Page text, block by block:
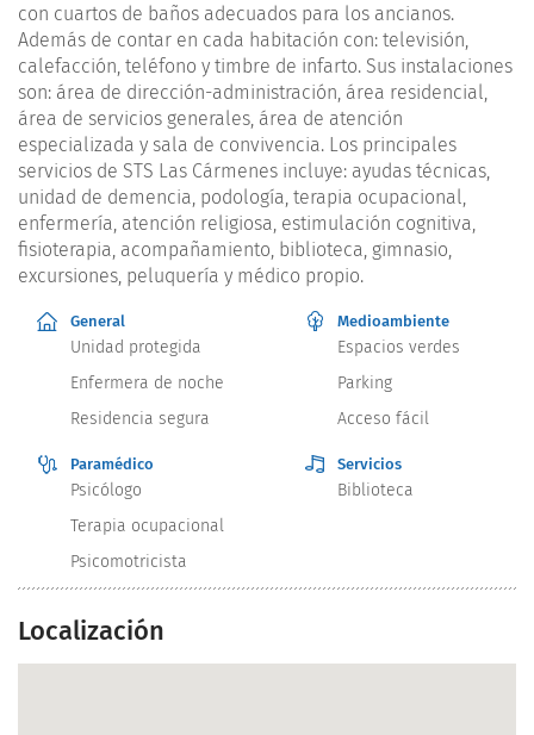
con cuartos de baños adecuados para los ancianos.
Además de contar en cada habitación con: televisión,
calefacción, teléfono y timbre de infarto. Sus instalaciones
son: área de dirección-administración, área residencial,
área de servicios generales, área de atención
especializada y sala de convivencia. Los principales
servicios de STS Las Cármenes incluye: ayudas técnicas,
unidad de demencia, podología, terapia ocupacional,
enfermería, atención religiosa, estimulación cognitiva,
fisioterapia, acompañamiento, biblioteca, gimnasio,
excursiones, peluquería y médico propio.
General
Unidad protegida
Enfermera de noche
Residencia segura
Medioambiente
Espacios verdes
Parking
Acceso fácil
Paramédico
Psicólogo
Terapia ocupacional
Psicomotricista
Servicios
Biblioteca
Localización